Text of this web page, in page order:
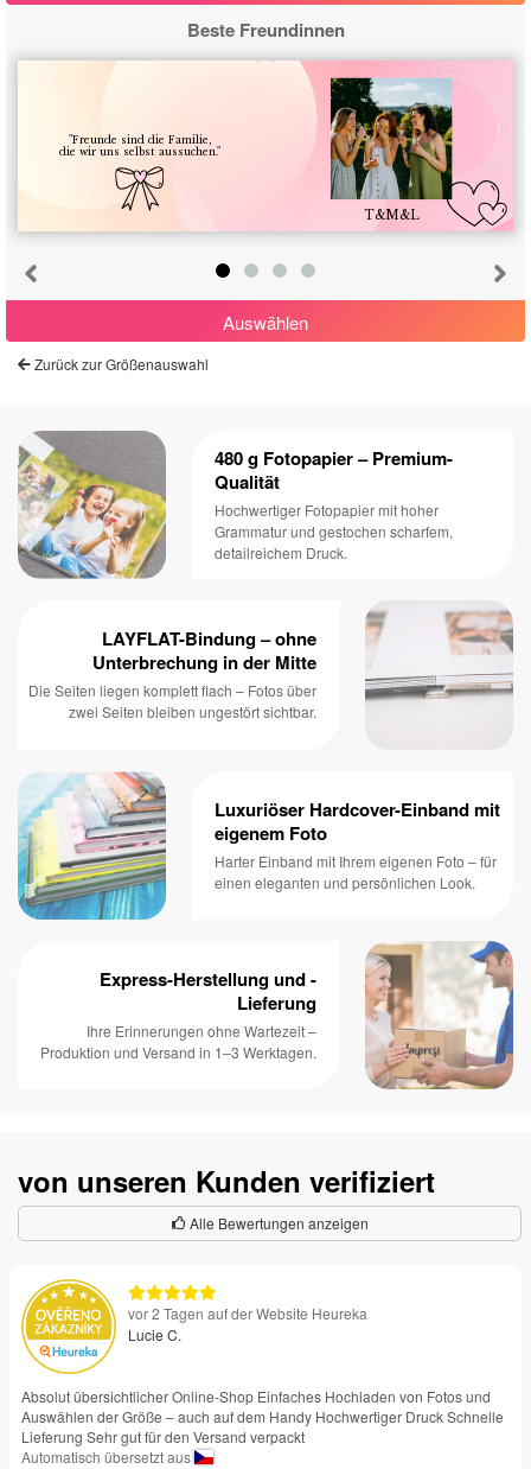
Beste Freundinnen
"Freunde sind die Familie,
die wir uns selbst aussuchen."
T&M&L
Auswählen
Zurück zur Größenauswahl
Abbrechen
480 g Fotopapier – Premium-
Qualität
Hochwertiger Fotopapier mit hoher
Grammatur und gestochen scharfem,
detailreichem Druck.
LAYFLAT-Bindung – ohne
Unterbrechung in der Mitte
Die Seiten liegen komplett flach – Fotos über
zwei Seiten bleiben ungestört sichtbar.
Luxuriöser Hardcover-Einband mit
eigenem Foto
Harter Einband mit Ihrem eigenen Foto – für
einen eleganten und persönlichen Look.
Express-Herstellung und -
Lieferung
Ihre Erinnerungen ohne Wartezeit –
Produktion und Versand in 1–3 Werktagen.
von unseren Kunden verifiziert
Alle Bewertungen anzeigen
vor 2 Tagen auf der Website Heureka
Lucie C.
Absolut übersichtlicher Online-Shop Einfaches Hochladen von Fotos und
Auswählen der Größe – auch auf dem Handy Hochwertiger Druck Schnelle
Lieferung Sehr gut für den Versand verpackt
Automatisch übersetzt aus